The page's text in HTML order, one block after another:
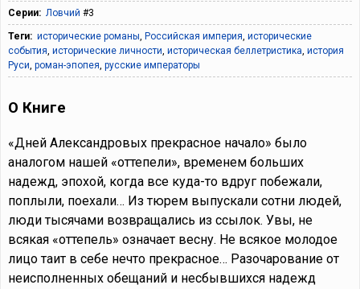
Серии: Ловчий #3
Теги: исторические романы, Российская империя, исторические
события, исторические личности, историческая беллетристика, история
Руси, роман-эпопея, русские императоры
О Книге
«Дней Александровых прекрасное начало» было
аналогом нашей «оттепели», временем больших
надежд, эпохой, когда все куда-то вдруг побежали,
поплыли, поехали… Из тюрем выпускали сотни людей,
люди тысячами возвращались из ссылок. Увы, не
всякая «оттепель» означает весну. Не всякое молодое
лицо таит в себе нечто прекрасное… Разочарование от
неисполненных обещаний и несбывшихся надежд